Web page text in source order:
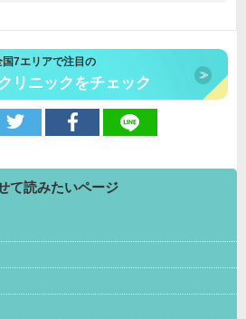
国7エリアで注目の
リニックをチェック
て読みたいページ